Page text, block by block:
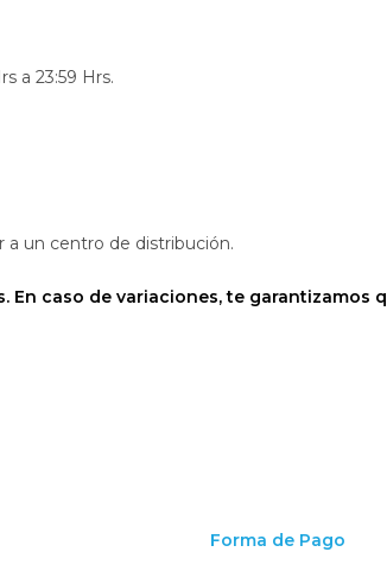
a 23:59 Hrs.
a un centro de distribución.
caso de variaciones, te garantizamos
Forma de Pago